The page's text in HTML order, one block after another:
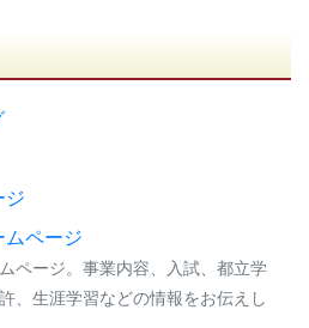
ジ
ムページ
ページ。事業内容、入試、都立学
、生涯学習などの情報をお伝えし